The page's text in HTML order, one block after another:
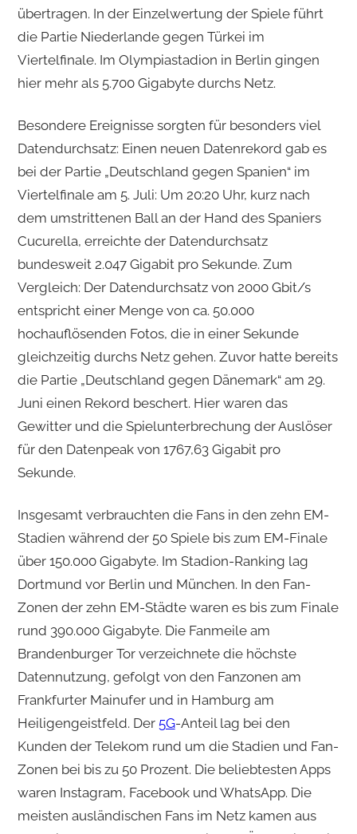
übertragen. In der Einzelwertung der Spiele führt
die Partie Niederlande gegen Türkei im
Viertelfinale. Im Olympiastadion in Berlin gingen
hier mehr als 5.700 Gigabyte durchs Netz.
Besondere Ereignisse sorgten für besonders viel
Datendurchsatz: Einen neuen Datenrekord gab es
bei der Partie „Deutschland gegen Spanien“ im
Viertelfinale am 5. Juli: Um 20:20 Uhr, kurz nach
dem umstrittenen Ball an der Hand des Spaniers
Cucurella, erreichte der Datendurchsatz
bundesweit 2.047 Gigabit pro Sekunde. Zum
Vergleich: Der Datendurchsatz von 2000 Gbit/s
entspricht einer Menge von ca. 50.000
hochauflösenden Fotos, die in einer Sekunde
gleichzeitig durchs Netz gehen. Zuvor hatte bereits
die Partie „Deutschland gegen Dänemark“ am 29.
Juni einen Rekord beschert. Hier waren das
Gewitter und die Spielunterbrechung der Auslöser
für den Datenpeak von 1767,63 Gigabit pro
Sekunde.
Insgesamt verbrauchten die Fans in den zehn EM-
Stadien während der 50 Spiele bis zum EM-Finale
über 150.000 Gigabyte. Im Stadion-Ranking lag
Dortmund vor Berlin und München. In den Fan-
Zonen der zehn EM-Städte waren es bis zum Finale
rund 390.000 Gigabyte. Die Fanmeile am
Brandenburger Tor verzeichnete die höchste
Datennutzung, gefolgt von den Fanzonen am
Frankfurter Mainufer und in Hamburg am
Heiligengeistfeld. Der 5G-Anteil lag bei den
Kunden der Telekom rund um die Stadien und Fan-
Zonen bei bis zu 50 Prozent. Die beliebtesten Apps
waren Instagram, Facebook und WhatsApp. Die
meisten ausländischen Fans im Netz kamen aus